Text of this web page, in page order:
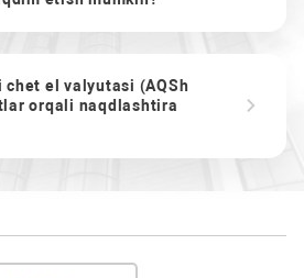
el valyutasi (AQSh
orqali naqdlashtira